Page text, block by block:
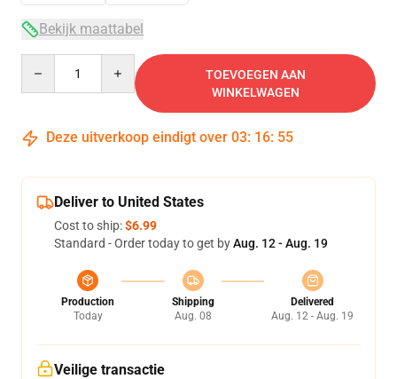
Bekijk maattabel
TOEVOEGEN AAN
WINKELWAGEN
Deze uitverkoop eindigt over 03: 16: 54
Deliver to United States
Cost to ship:$6.99
Standard - Order today to get byAug. 12 - Aug. 19
Production
Today
Shipping
Aug. 08
Delivered
Aug. 12 - Aug. 19
Veilige transactie